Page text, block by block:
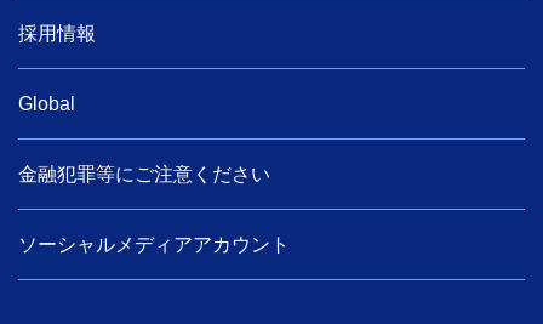
採用情報
Global
金融犯罪等にご注意ください
ソーシャルメディアアカウント